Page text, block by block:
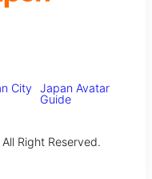
City
Japan Avatar
Guide
Right Reserved.